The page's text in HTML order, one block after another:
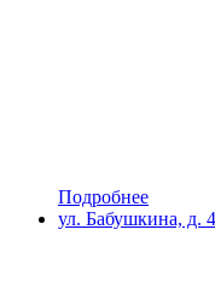
Подробнее
ул. Бабушкина, д.